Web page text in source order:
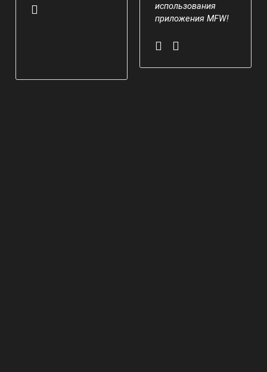
использования
приложения MFW!